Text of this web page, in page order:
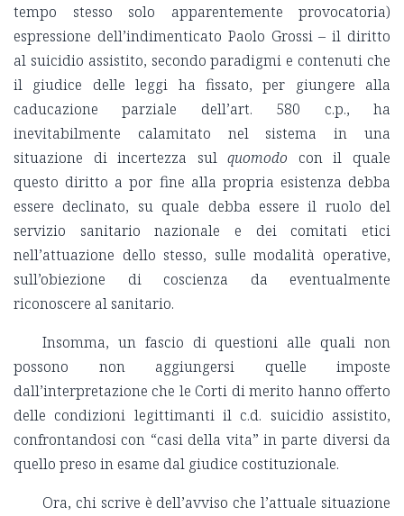
tempo stesso solo apparentemente provocatoria)
espressione dell’indimenticato Paolo Grossi – il diritto
al suicidio assistito, secondo paradigmi e contenuti che
il giudice delle leggi ha fissato, per giungere alla
caducazione parziale dell’art. 580 c.p., ha
inevitabilmente calamitato nel sistema in una
situazione di incertezza sulquomodo con il quale
questo diritto a por fine alla propria esistenza debba
essere declinato, su quale debba essere il ruolo del
servizio sanitario nazionale e dei comitati etici
nell’attuazione dello stesso, sulle modalità operative,
sull’obiezione di coscienza da eventualmente
riconoscere al sanitario.
Insomma, un fascio di questioni alle quali non
possono non aggiungersi quelle imposte
dall’interpretazione che le Corti di merito hanno offerto
delle condizioni legittimanti il c.d. suicidio assistito,
confrontandosi con “casi della vita” in parte diversi da
quello preso in esame dal giudice costituzionale.
Ora, chi scrive è dell’avviso che l’attuale situazione